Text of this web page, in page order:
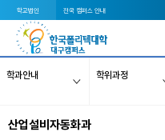
학교법인 전국 캠퍼스 안내
학과안내 학위과정
산업설비자동화과